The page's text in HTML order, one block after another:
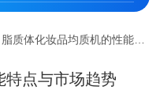
脂质体化妆品均质机的性能特点与市场趋势
特点与市场趋势